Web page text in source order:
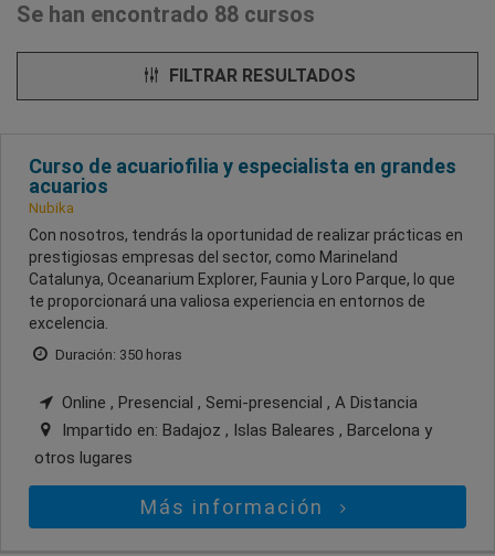
Se han encontrado 88 cursos
FILTRAR RESULTADOS
Curso de acuariofilia y especialista en grandes
acuarios
Nubika
Con nosotros, tendrás la oportunidad de realizar prácticas en
prestigiosas empresas del sector, como Marineland
Catalunya, Oceanarium Explorer, Faunia y Loro Parque, lo que
te proporcionará una valiosa experiencia en entornos de
excelencia.
Duración: 350 horas
Online , Presencial , Semi-presencial , A Distancia
Impartido en: Badajoz , Islas Baleares , Barcelona y
otros lugares
Más información